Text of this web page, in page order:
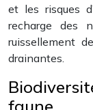
et les risques
recharge des
ruissellement
drainantes.
faune